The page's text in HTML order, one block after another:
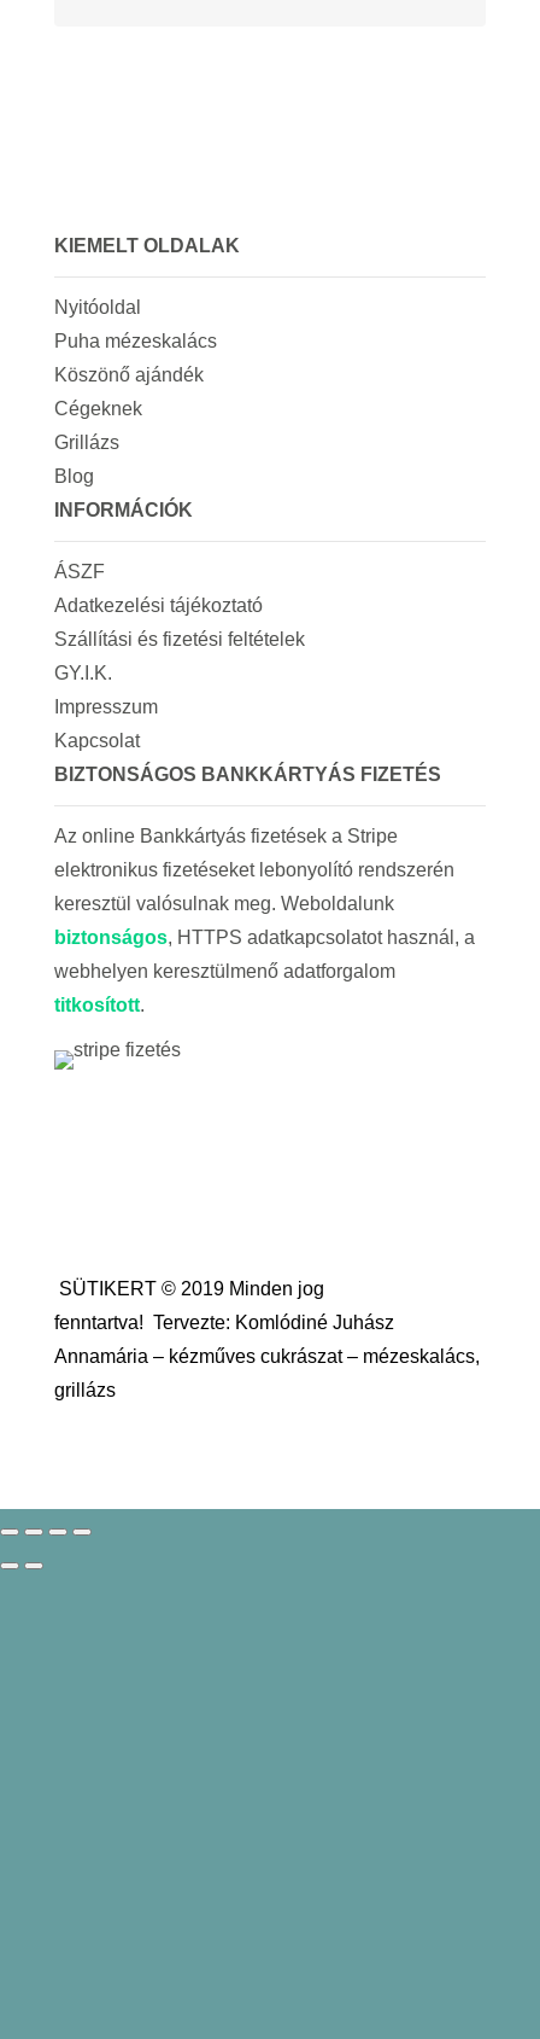
KIEMELT OLDALAK
Nyitóoldal
Puha mézeskalács
Köszönő ajándék
Cégeknek
Grillázs
Blog
INFORMÁCIÓK
ÁSZF
Adatkezelési tájékoztató
Szállítási és fizetési feltételek
GY.I.K.
Impresszum
Kapcsolat
BIZTONSÁGOS BANKKÁRTYÁS FIZETÉS
Az online Bankkártyás fizetések a Stripe
elektronikus fizetéseket lebonyolító rendszerén
keresztül valósulnak meg. Weboldalunk
biztonságos, HTTPS adatkapcsolatot használ, a
webhelyen keresztülmenő adatforgalom
titkosított.
SÜTIKERT © 2019 Minden jog
fenntartva! Tervezte: Komlódiné Juhász
Annamária – kézműves cukrászat – mézeskalács,
grillázs